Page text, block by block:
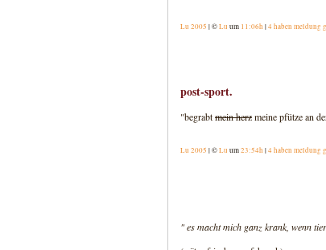
Lu 2005 | ©Lu um 11:06h |4 haben meldung
post-sport.
"begrabtmein herzmeine pfütze an
Lu 2005 | ©Lu um23:54h |4 haben meldung
" es macht mich ganz krank, wenn